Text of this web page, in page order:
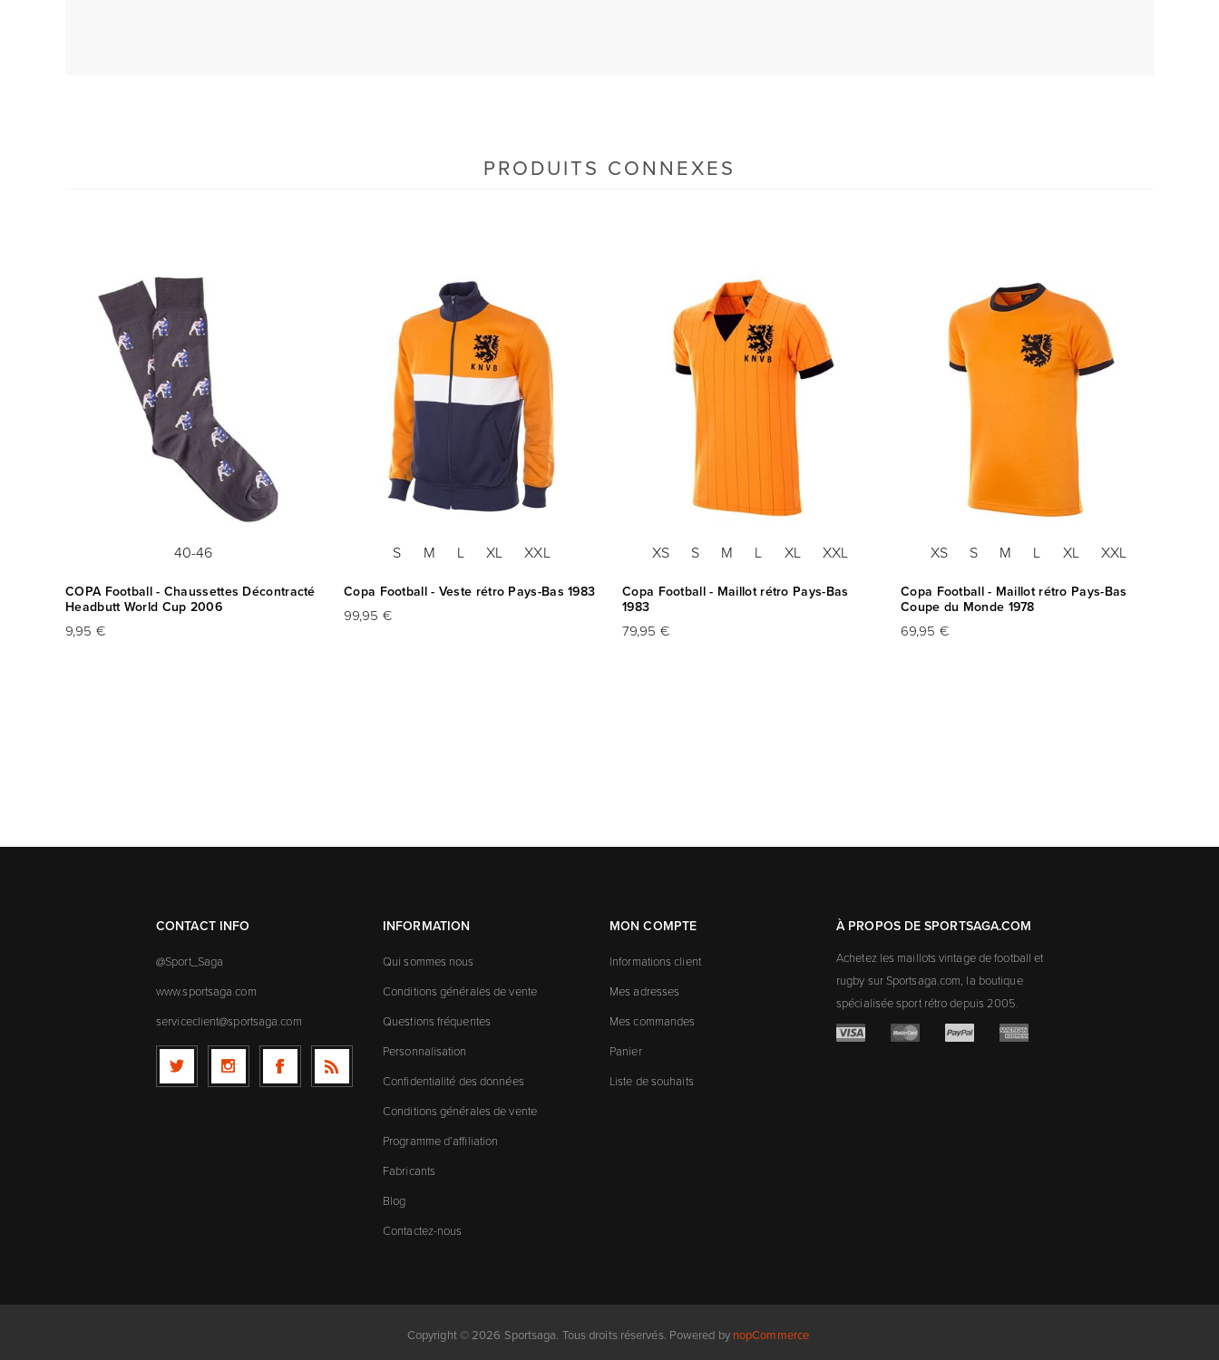
PRODUITS CONNEXES
40-46
COPA Football - Chaussettes Décontracté
Headbutt World Cup 2006
9,95 €
S M L XL XXL
Copa Football - Veste rétro Pays-Bas 1983
99,95 €
XS S M L XL XXL
Copa Football - Maillot rétro Pays-Bas
1983
79,95 €
XS S M L XL XXL
Copa Football - Maillot rétro Pays-Bas
Coupe du Monde 1978
69,95 €
CONTACT INFO
@Sport_Saga
www.sportsaga.com
serviceclient@sportsaga.com
INFORMATION
Qui sommes nous
Conditions générales de vente
Questions fréquentes
Personnalisation
Confidentialité des données
Conditions générales de vente
Programme d’affiliation
Fabricants
Blog
Contactez-nous
MON COMPTE
Informations client
Mes adresses
Mes commandes
Panier
Liste de souhaits
À PROPOS DE SPORTSAGA.COM
Achetez les maillots vintage de football et
rugby sur Sportsaga.com, la boutique
spécialisée sport rétro depuis 2005.
Copyright © 2026 Sportsaga. Tous droits réservés. Powered by nopCommerce